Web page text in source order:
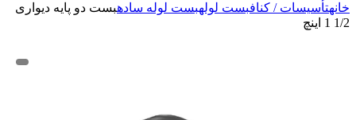
خانهتأسیسات / کنافبست لولهبست لوله سادهبست دو پایه دیواری
1/2 1 اینچ